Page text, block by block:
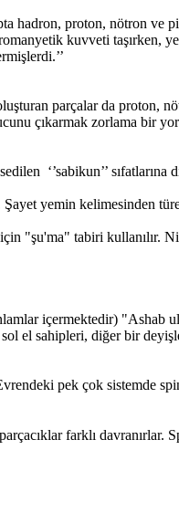
hadron, proton, nötron ve
kuvveti taşırken,
parçalar da proton,
çıkarmak zorlama bir
‘’sabikun’’
yemin kelimesinden
"şu'ma" tabiri kullanılır.
içermektedir) "Ashab
sol el sahipleri, diğer bir
pek çok sistemde
farklı davranırlar.